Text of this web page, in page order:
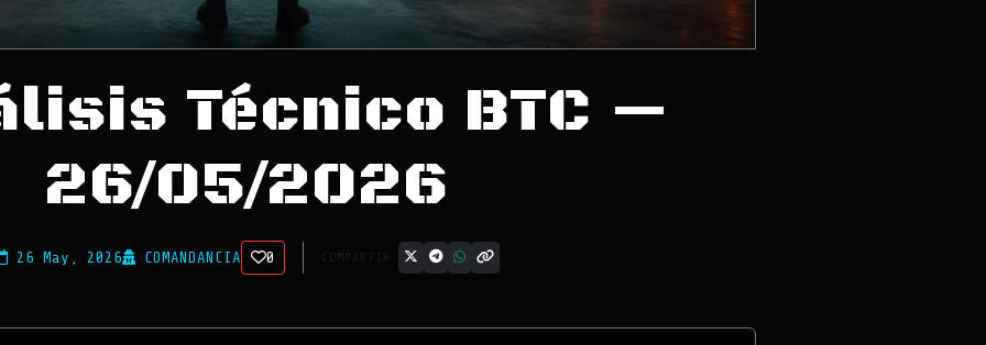
Técnico BTC —
26/05/2026
26 May, 2026 COMANDANCIA 0 COMPARTIR: